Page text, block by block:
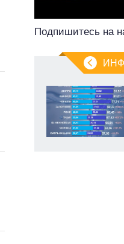
Подпишитесь на